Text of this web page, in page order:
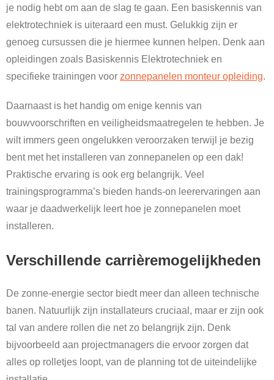
je nodig hebt om aan de slag te gaan. Een basiskennis van
elektrotechniek is uiteraard een must. Gelukkig zijn er
genoeg cursussen die je hiermee kunnen helpen. Denk aan
opleidingen zoals Basiskennis Elektrotechniek en
specifieke trainingen voor zonnepanelen monteur opleiding.
Daarnaast is het handig om enige kennis van
bouwvoorschriften en veiligheidsmaatregelen te hebben. Je
wilt immers geen ongelukken veroorzaken terwijl je bezig
bent met het installeren van zonnepanelen op een dak!
Praktische ervaring is ook erg belangrijk. Veel
trainingsprogramma’s bieden hands-on leerervaringen aan
waar je daadwerkelijk leert hoe je zonnepanelen moet
installeren.
Verschillende carrièremogelijkheden
De zonne-energie sector biedt meer dan alleen technische
banen. Natuurlijk zijn installateurs cruciaal, maar er zijn ook
tal van andere rollen die net zo belangrijk zijn. Denk
bijvoorbeeld aan projectmanagers die ervoor zorgen dat
alles op rolletjes loopt, van de planning tot de uiteindelijke